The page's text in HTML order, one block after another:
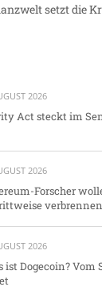
setzt die
2026
Act steckt im
2026
Forscher
verbrennen
2026
ist Dogecoin? Vom